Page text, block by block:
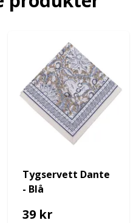
Tygservett Dante
- Blå
39 kr